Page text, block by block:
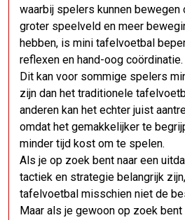
waarbij spelers kunnen bewegen
groter speelveld en meer
hebben, is mini tafelvoetbal
reflexen en hand-oog coördinatie.
Dit kan voor sommige spelers
zijn dan het traditionele
anderen kan het echter juist
omdat het gemakkelijker te
minder tijd kost om te spelen.
Als je op zoek bent naar een
tactiek en strategie belangrijk
tafelvoetbal misschien niet de
Maar als je gewoon op zoek bent